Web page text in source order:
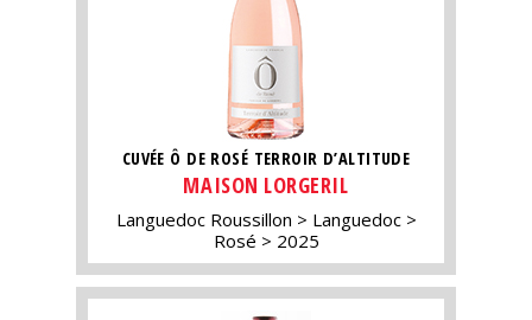
CUVÉE Ô DE ROSÉ TERROIR D’ALTITUDE
MAISON LORGERIL
Languedoc Roussillon
Languedoc
Rosé
2025